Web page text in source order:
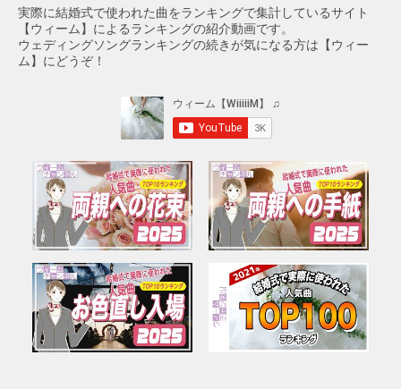
実際に結婚式で使われた曲をランキングで集計しているサイト
【ウィーム】によるランキングの紹介動画です。
ウェディングソングランキングの続きが気になる方は【ウィー
ム】にどうぞ！